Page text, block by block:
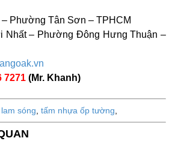
Phường Tân Sơn – TPHCM
Nhất – Phường Đông Hưng Thuận –
7271 (Mr. Khanh)
lam sóng, tấm nhựa ốp tường,